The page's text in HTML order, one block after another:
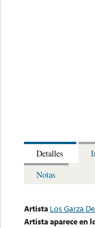
Detalles
Notas
Artista Los Garza
Artista aparece en